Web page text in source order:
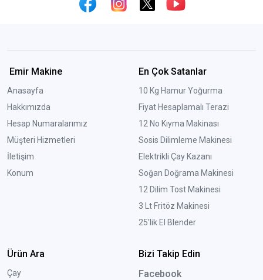
Emir Makine
Anasayfa
Hakkımızda
Hesap Numaralarımız
Müşteri Hizmetleri
İletişim
Konum
En Çok Satanlar
10 Kg Hamur Yoğurma
Fiyat Hesaplamalı Terazi
12 No Kıyma Makinası
Sosis Dilimleme Makinesi
Elektrikli Çay Kazanı
Soğan Doğrama Makinesi
12 Dilim Tost Makinesi
3 Lt Fritöz Makinesi
25'lik El Blender
Ürün Ara
Çay
Bizi Takip Edin
Facebook